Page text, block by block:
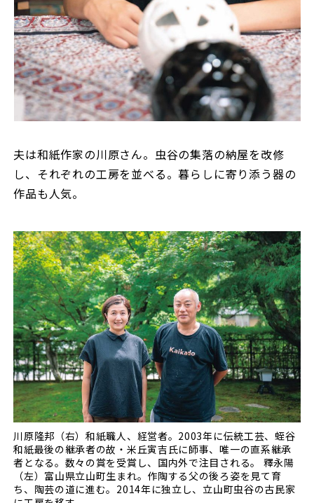
夫は和紙作家の川原さん。虫谷の集落の納屋を改修
し、それぞれの工房を並べる。暮らしに寄り添う器の
作品も人気。
川原隆邦（右）和紙職人、経営者。2003年に伝統工芸、蛭谷
和紙最後の継承者の故・米丘寅吉氏に師事、唯一の直系継承
者となる。数々の賞を受賞し、国内外で注目される。 釋永陽
（左）富山県立山町生まれ。作陶する父の後ろ姿を見て育
ち、陶芸の道に進む。2014年に独立し、立山町虫谷の古民家